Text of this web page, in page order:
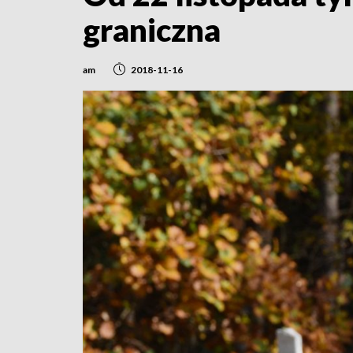
graniczna
am 2018-11-16